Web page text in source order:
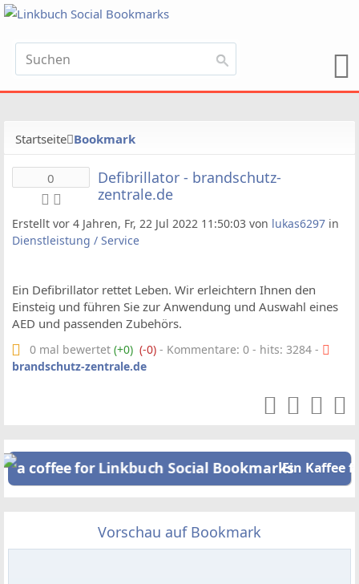
Startseite Bookmark
0
Defibrillator - brandschutz-
zentrale.de
Erstellt vor 4 Jahren, Fr, 22 Jul 2022 11:50:03 von lukas6297 in
Dienstleistung / Service
Ein Defibrillator rettet Leben. Wir erleichtern Ihnen den
Einsteig und führen Sie zur Anwendung und Auswahl eines
AED und passenden Zubehörs.
0 mal bewertet (+0) (-0) - Kommentare: 0 - hits: 3284 -
brandschutz-zentrale.de
Ein Kaffee
Vorschau auf Bookmark